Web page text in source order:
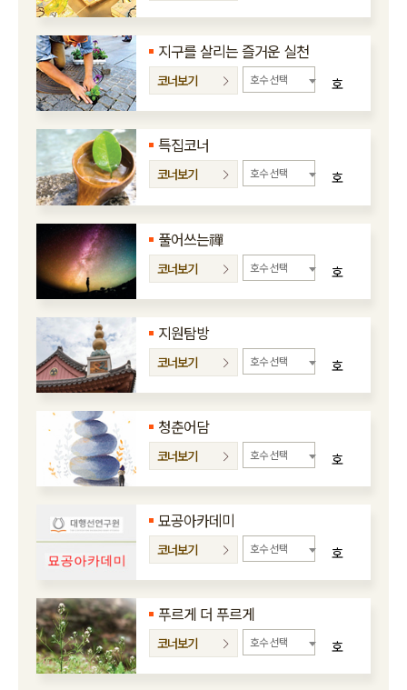
지구를 살리는 즐거운 실천
코너보기 호수 선택 호
특집코너
코너보기 호수 선택 호
풀어쓰는禪
코너보기 호수 선택 호
지원탐방
코너보기 호수 선택 호
청춘어담
코너보기 호수 선택 호
묘공아카데미
코너보기 호수 선택 호
푸르게 더 푸르게
코너보기 호수 선택 호